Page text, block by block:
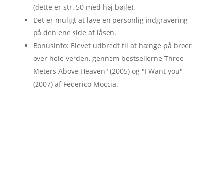
(dette er str. 50 med høj bøjle).
Det er muligt at lave en personlig indgravering
på den ene side af låsen.
Bonusinfo: Blevet udbredt til at hænge på broer
over hele verden, gennem bestsellerne Three
Meters Above Heaven" (2005) og "I Want you"
(2007) af Federico Moccia.